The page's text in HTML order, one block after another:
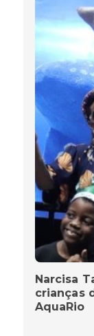
Narcisa
crianças
AquaRio